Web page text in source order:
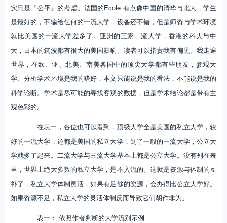
实只是『公平』的考虑。法国的Ecole 有点像中国的清华与北大，学生
是最好的，不输给任何的一流大学，设备还不错，但是师资与学术环境
就比美国的一流大学差多了。亚洲的三家二流大学，香港的科大与中
大，日本的筑波都有很大的美国影响。读者可以指责我有偏见。我走遍
世界，在欧、亚、北美、南美各国中的顶尖大学都有些朋友，参观大
学、分析学术环境是我的嗜好，本文只能说是我的看法，不能说是我的
科学论断。学术是尽可能的寻找客观的数据，但是学术结论都是带有主
观色彩的。
在表一，各位也可以看到，顶级大学全是美国的私立大学，较
好的一流大学，还都是美国的私立大学，到了一般的一流大学，公立大
学就多了起来。二流大学与三流大学基本上都是公立大学。没有列在表
里，世界上绝大多数的私立大学，是不入流的。这就是资源与体制的互
补了，私立大学体制灵活，如果有足够的资源，会办得比公立大学好。
如果资源不足，私立大学的灵活体制反而导致它们胡作非为。
表一： 依照作者判断的大学流别示例